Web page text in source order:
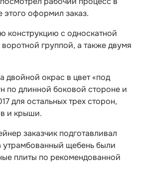
этого оформил заказ.
конструкцию с односкатной
группой, а также двумя
двойной окрас в цвет «под
по длинной боковой стороне и
для остальных трех сторон,
и крыши.
заказчик подготавливал
утрамбованный щебень были
плиты по рекомендованной